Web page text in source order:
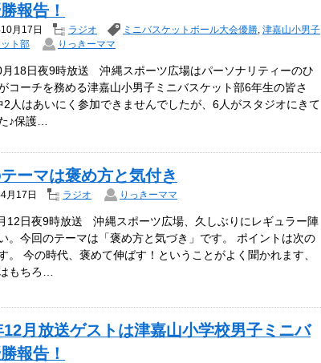
報告！
月17日 ラジオ ミニバスケットボール大会優勝, 津嘉山小男子
ト部
りっきーママ
月18日夜9時放送 沖縄スポーツ広場はパーソナリティーのひ
コーチを務める津嘉山小男子ミニバスケット部6年生の皆さ
2人はあいにく参加できませんでしたが、6人がスタジオにきて
♪保護…
ーマは褒め方と気付き
月17日 ラジオ りっきーママ
12日夜9時放送 沖縄スポーツ広場、久しぶりにレギュラー陣
。今回のテーマは「褒め方と気づき」です。 ポイントは次の
。 今の時代、褒めて伸ばす！ということがよく聞かれます、
もちろ…
12月放送ゲストは津嘉山小学校男子ミニバ
報告！